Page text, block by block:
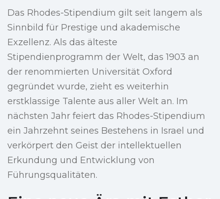
Das Rhodes-Stipendium gilt seit langem als
Sinnbild für Prestige und akademische
Exzellenz. Als das älteste
Stipendienprogramm der Welt, das 1903 an
der renommierten Universität Oxford
gegründet wurde, zieht es weiterhin
erstklassige Talente aus aller Welt an. Im
nächsten Jahr feiert das Rhodes-Stipendium
ein Jahrzehnt seines Bestehens in Israel und
verkörpert den Geist der intellektuellen
Erkundung und Entwicklung von
Führungsqualitäten.